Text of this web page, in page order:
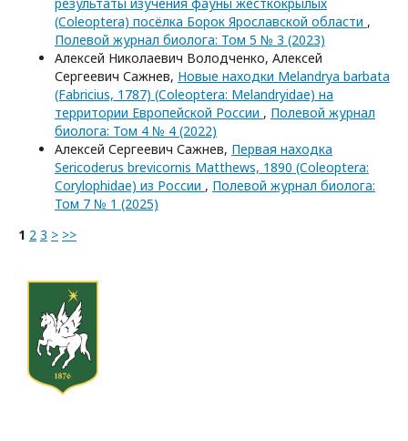
(Coleoptera) посёлка Борок Ярославской области ,
Полевой журнал биолога: Том 5 № 3 (2023)
Алексей Николаевич Володченко, Алексей
Сергеевич Сажнев, Новые находки Melandrya barbata
(Fabricius, 1787) (Coleoptera: Melandryidae) на
территории Европейской России , Полевой журнал
биолога: Том 4 № 4 (2022)
Алексей Сергеевич Сажнев, Первая находка
Sericoderus brevicornis Matthews, 1890 (Coleoptera:
Corylophidae) из России , Полевой журнал биолога:
Том 7 № 1 (2025)
1 2 3 > >>